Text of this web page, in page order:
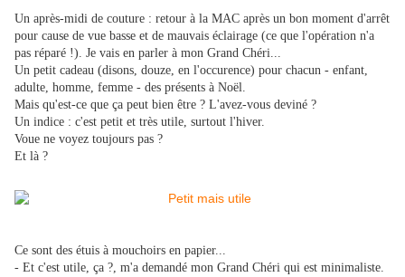
Un après-midi de couture : retour à la MAC après un bon moment d'arrêt
pour cause de vue basse et de mauvais éclairage (ce que l'opération n'a
pas réparé !). Je vais en parler à mon Grand Chéri...
Un petit cadeau (disons, douze, en l'occurence) pour chacun - enfant,
adulte, homme, femme - des présents à Noël.
Mais qu'est-ce que ça peut bien être ? L'avez-vous deviné ?
Un indice : c'est petit et très utile, surtout l'hiver.
Voue ne voyez toujours pas ?
Et là ?
Ce sont des étuis à mouchoirs en papier...
- Et c'est utile, ça ?, m'a demandé mon Grand Chéri qui est minimaliste.